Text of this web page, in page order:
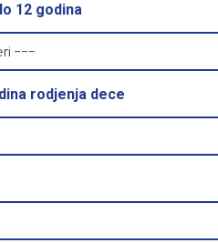
12 godina
rodjenja dece